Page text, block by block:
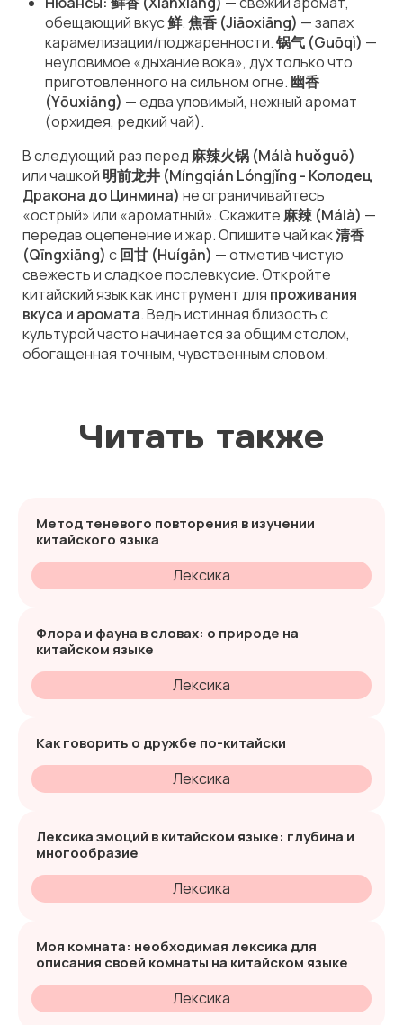
обещающий вкус鲜.焦香 (Jiāoxiāng) —запах
карамелизации/поджаренности.锅气 (Guōqì) —
неуловимое «дыхание вока», дух только что
приготовленного на сильном огне. 幽香
(Yōuxiāng) —едва уловимый, нежныйаромат
(орхидея, редкий чай).
В следующий раз перед 麻辣火锅 (Málà huǒguō)
или чашкой 明前龙井 (Míngqián Lóngjǐng - Колодец
Дракона до Цинмина) не ограничивайтесь
«острый» или «ароматный». Скажите 麻辣 (Málà) —
передав оцепенение и жар. Опишите чай как清香
(Qīngxiāng) с回甘 (Huígān) — отметив чистую
свежесть и сладкое послевкусие. Откройте
китайский язык как инструмент для проживания
вкуса и аромата. Ведь истинная близость с
культурой часто начинается за общим столом,
обогащенная точным, чувственным словом.
Читать также
Метод теневого повторения в изучении
китайского языка
Лексика
Флора и фауна в словах: о природе на
китайском языке
Лексика
Как говорить о дружбе по-китайски
Лексика
Лексика эмоций в китайском языке: глубина и
многообразие
Лексика
Моя комната: необходимая лексика для
описания своей комнаты на китайском языке
Лексика